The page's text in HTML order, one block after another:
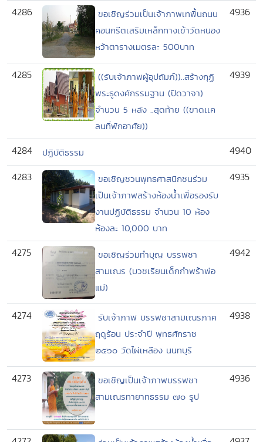
4286
ขอเชิญร่วมเป็นเจ้าภาพเทพื้นถนน
คอนกรีตเสริมเหล็กทางเข้าวัดหนอง
หว้าตารางเมตรละ 500บาท
4936
4285
((รับเจ้าภาพผู้อุปถัมภ์))..สร้างกุฏิ
พระธูดงค์กรรมฐาน (ปิดวาจา)
จำนวน 5 หลัง ..สุดท้าย ((ขาดเเค
ลนที่พักอาศัย))
4939
4284 ปฏิบัติธรรม
4940
4283
ขอเชิญชวนพุทธศาสนิกชนร่วม
เป็นเจ้าภาพสร้างห้องน้ำเพื่อรองรับ
งานปฏิบัติธรรม จำนวน 10 ห้อง
ห้องละ 10,000 บาท
4935
4275
ขอเชิญร่วมทำบุญ บรรพชา
สามเณร (บวชเรียนเด็กกำพร้าพ่อ
แม่)
4942
4274
รับเจ้าภาพ บรรพชาสามเณรภาค
ฤดูร้อน ประจำปี พุทธศักราช
๒๕๖๐ วัดไผ่เหลือง นนทบุรี
4938
4273
ขอเชิญเป็นเจ้าภาพบรรพชา
สามเณรทายาทธรรม ๗๐ รูป
4936